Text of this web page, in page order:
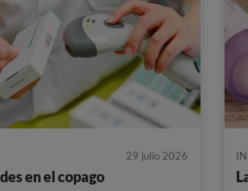
29 julio 2026
en el copago